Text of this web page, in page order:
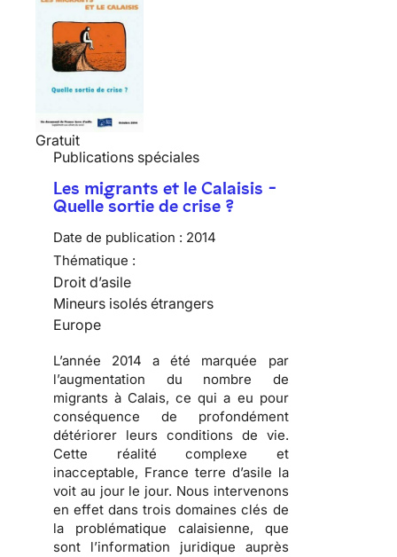
Gratuit
Publications spéciales
Les migrants et le Calaisis -
Quelle sortie de crise ?
Date de publication : 2014
Thématique :
Droit d’asile
Mineurs isolés étrangers
Europe
L’année 2014 a été marquée par
l’augmentation du nombre de
migrants à Calais, ce qui a eu pour
conséquence de profondément
détériorer leurs conditions de vie.
Cette réalité complexe et
inacceptable, France terre d’asile la
voit au jour le jour. Nous intervenons
en effet dans trois domaines clés de
la problématique calaisienne, que
sont l’information juridique auprès